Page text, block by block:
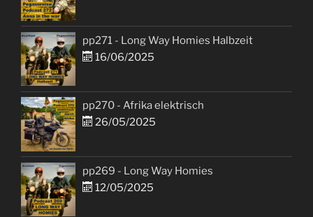
pp271 - Long Way Homies Halbzeit
16/06/2025
pp270 - Afrika elektrisch
26/05/2025
pp269 - Long Way Homies
12/05/2025